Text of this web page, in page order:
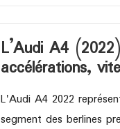
L’Audi A4
accélérations,
L'Audi A4 2022
segment des berlines